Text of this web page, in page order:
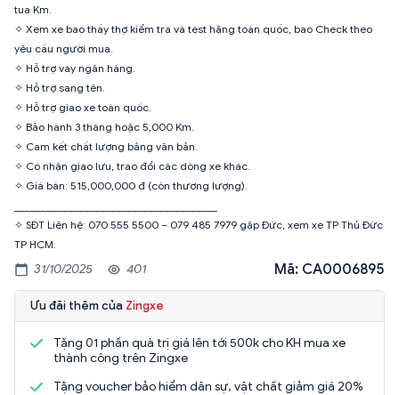
tua Km.
✧ Xem xe bao thầy thợ kiểm tra và test hãng toàn quốc, bao Check theo
yêu cầu người mua.
✧ Hỗ trợ vay ngân hàng.
✧ Hỗ trợ sang tên.
✧ Hỗ trợ giao xe toàn quốc.
✧ Bảo hành 3 tháng hoặc 5,000 Km.
✧ Cam kết chất lượng bằng văn bản.
✧ Có nhận giao lưu, trao đổi các dòng xe khác.
✧ Giá bán: 515,000,000 đ (còn thương lượng).
✧ SĐT Liên hệ: 070 555 5500 – 079 485 7979 gặp Đức, xem xe TP Thủ Đức
TP HCM.
31/10/2025 401 Mã: CA0006895
Ưu đãi thêm của Zingxe
Tặng 01 phần quà trị giá lên tới 500k cho KH mua xe
thành công trên Zingxe
Tặng voucher bảo hiểm dân sự, vật chất giảm giá 20%